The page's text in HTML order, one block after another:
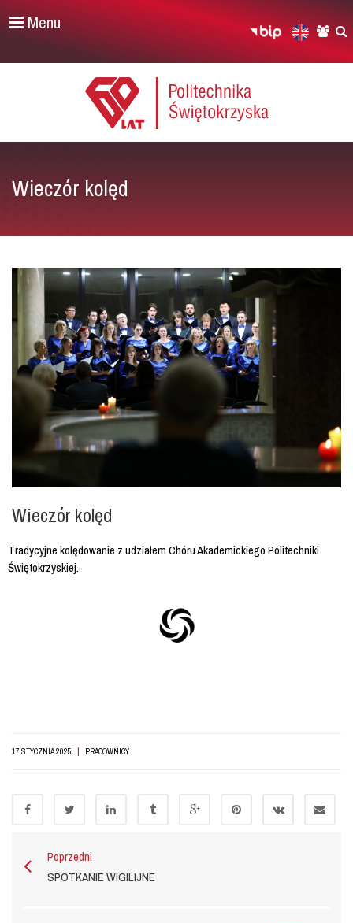
Menu
Wieczór kolęd
Wieczór kolęd
Tradycyjne kolędowanie z udziałem Chóru Akademickiego Politechniki
Świętokrzyskiej.
17 STYCZNIA 2025 | PRACOWNICY
Poprzedni
SPOTKANIE WIGILIJNE